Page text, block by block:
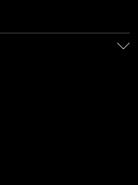
sociales de Vodafone